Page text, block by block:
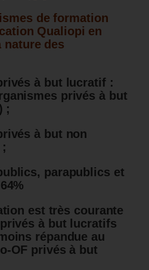
de formation
Qualiopi en
nature des
à but lucratif :
privés à but
;
à but non
parapublics et
est très courante
à but lucratifs
répandue au
OF privés à but